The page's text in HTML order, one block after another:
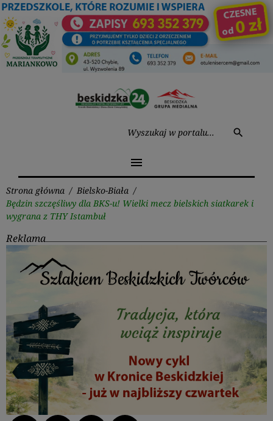
Przejdź
do
treści
search
menu
Strona główna / Bielsko-Biała /
Będzin szczęśliwy dla BKS-u! Wielki mecz bielskich siatkarek i
wygrana z THY Istambuł
Reklama